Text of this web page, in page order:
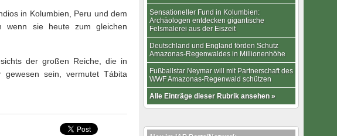
in Kolumbien, Peru und dem
wenn sie heute zum gleichen
der großen Reiche, die in
gewesen sein, vermutet Tábita
Sensationeller Fund in Kolumbien:
Archäologen entdecken gigantische
Felsmalerei aus der Eiszeit
Deutschland und England förden Schutz
Amazonas-Regenwaldes in Millionenhöhe
Fußballstar Neymar will mit Partnerschaft des
WWF Amazonas-Regenwald schützen
Alle Einträge dieser Rubrik ansehen »